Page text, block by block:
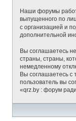
Наши форумы
выпущенного по
с организацией и
дополнительной
Вы соглашаетесь
страны, страны,
немедленному
Вы соглашаетесь с
пользователь вы
«qrz.by : форум